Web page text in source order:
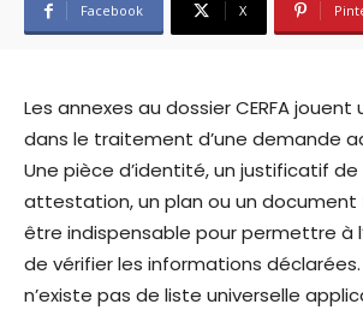
Facebook X
Les annexes au dossier CERFA
dans le traitement d’une demande
Une pièce d’identité, un justificatif de
attestation, un plan ou un document
être indispensable pour permettre à
de vérifier les informations
n’existe pas de liste universelle